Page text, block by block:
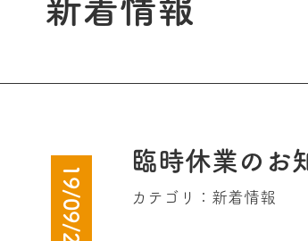
新着情報
臨時休業のお
カテゴリ： 新着情報
19/09/27